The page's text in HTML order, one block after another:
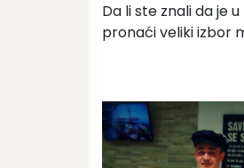
Da li ste znali da je
pronaći veliki izbor